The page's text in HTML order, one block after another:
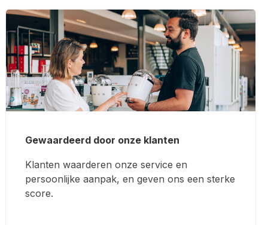
Gewaardeerd door onze klanten
Klanten waarderen onze service en
persoonlijke aanpak, en geven ons een sterke
score.